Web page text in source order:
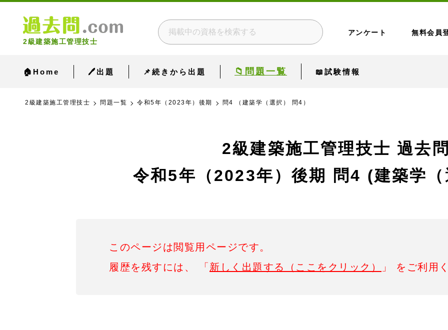
2級建築施工管理技士
アンケート 無料会員
🏠Home 🖊出題 📌続きから出題 📁問題一覧 📖試験情報
2級建築施工管理技士 問題一覧 令和5年（2023年）後期 問4 （建築学（選択） 問4）
2級建築施工管理技士 過去問
令和5年（2023年）後期
問4 (建築学
このページは閲覧用ページです。
履歴を残すには、 「 新しく出題する（ここをクリック） 」 をご利用